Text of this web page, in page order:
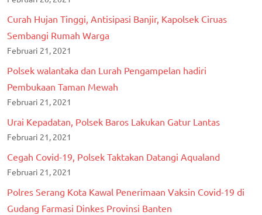
Curah Hujan Tinggi, Antisipasi Banjir, Kapolsek Ciruas
Sembangi Rumah Warga
Februari 21, 2021
Polsek walantaka dan Lurah Pengampelan hadiri
Pembukaan Taman Mewah
Februari 21, 2021
Urai Kepadatan, Polsek Baros Lakukan Gatur Lantas
Februari 21, 2021
Cegah Covid-19, Polsek Taktakan Datangi Aqualand
Februari 21, 2021
Polres Serang Kota Kawal Penerimaan Vaksin Covid-19 di
Gudang Farmasi Dinkes Provinsi Banten